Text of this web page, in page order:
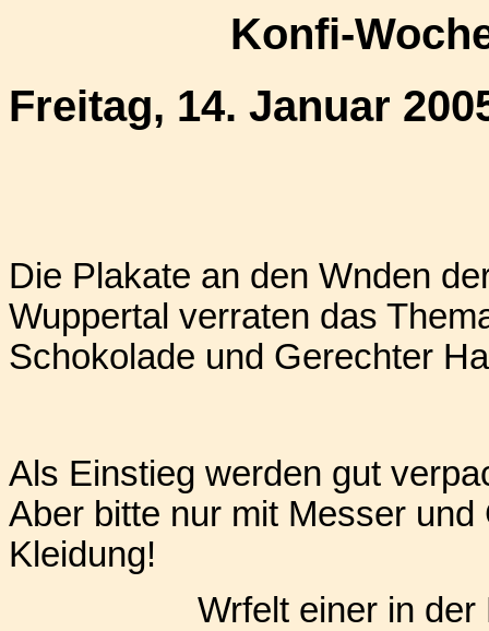
Konfi-
Freitag, 14. Januar
Die Plakate an den Wnden
Wuppertal verraten das
Schokolade und Gerechter
Als Einstieg werden gut
Aber bitte nur mit Messer
Kleidung!
Wrfelt einer in